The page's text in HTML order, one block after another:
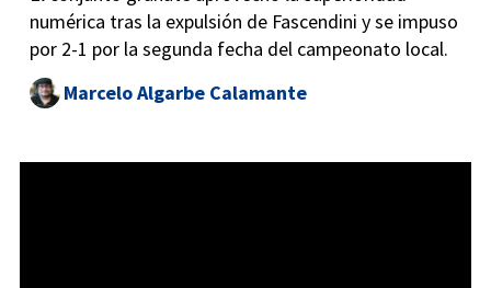
numérica tras la expulsión de Fascendini y se impuso
por 2-1 por la segunda fecha del campeonato local.
Marcelo Algarbe Calamante